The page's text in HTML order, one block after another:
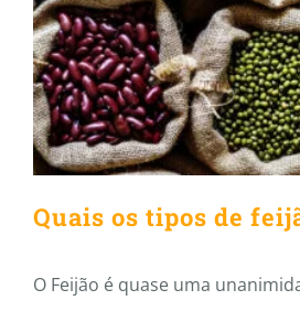
Quais os tipos
Quais os tipos de
O Feijão é quase uma